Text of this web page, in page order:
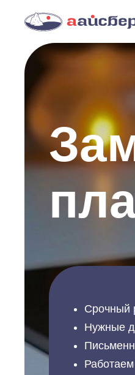
Срочный
Нужные